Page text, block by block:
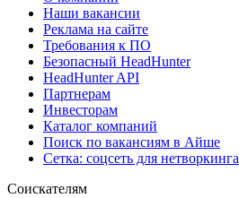
Наши вакансии
Реклама на сайте
Требования к ПО
Безопасный HeadHunter
HeadHunter API
Партнерам
Инвесторам
Каталог компаний
Поиск по вакансиям в Айше
Сетка: соцсеть для нетворкинга
Соискателям